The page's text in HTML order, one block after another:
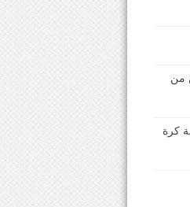
من
كرة